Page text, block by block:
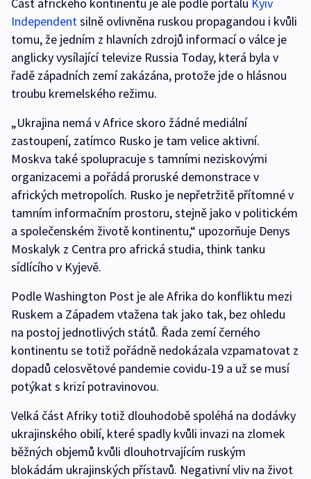
Část afrického kontinentu je ale podle portálu Kyiv
Independentsilně ovlivněna ruskou propagandou i kvůli
tomu, že jedním z hlavních zdrojů informací o válce je
anglicky vysílající televize Russia Today, která byla v
řadě západních zemí zakázána, protože jde o hlásnou
troubu kremelského režimu.
„Ukrajina nemá v Africe skoro žádné mediální
zastoupení, zatímco Rusko je tam velice aktivní.
Moskva také spolupracuje s tamními neziskovými
organizacemi a pořádá proruské demonstrace v
afrických metropolích. Rusko je nepřetržitě přítomné v
tamním informačním prostoru, stejně jako v politickém
a společenském životě kontinentu,“ upozorňuje Denys
Moskalyk z Centra pro africká studia, think tanku
sídlícího v Kyjevě.
Podle Washington Post je ale Afrika do konfliktu mezi
Ruskem a Západem vtažena tak jako tak, bez ohledu
na postoj jednotlivých států. Řada zemí černého
kontinentu se totiž pořádně nedokázala vzpamatovat z
dopadů celosvětové pandemie covidu-19 a už se musí
potýkat s krizí potravinovou.
Velká část Afriky totiž dlouhodobě spoléhá na dodávky
ukrajinského obilí, které spadly kvůli invazi na zlomek
běžných objemů kvůli dlouhotrvajícím ruským
blokádám ukrajinských přístavů. Negativní vliv na život